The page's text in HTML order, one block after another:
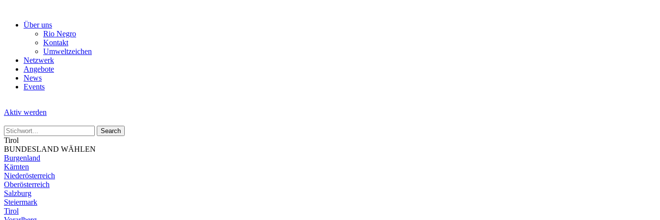
Über uns
Rio Negro
Kontakt
Umweltzeichen
Netzwerk
Angebote
News
Events
Aktiv werden
Tirol
BUNDESLAND WÄHLEN
Burgenland
Kärnten
Niederösterreich
Oberösterreich
Salzburg
Steiermark
Tirol